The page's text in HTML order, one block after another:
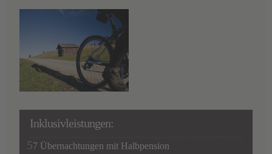
Inklusivleistungen:
7 Übernachtungen mit Halbpension